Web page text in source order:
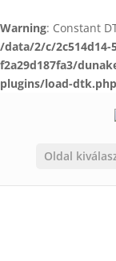
Warning: Constant
/data/2/c/2c514d14-
f2a29d187fa3/
plugins/load-dtk.php
Oldal